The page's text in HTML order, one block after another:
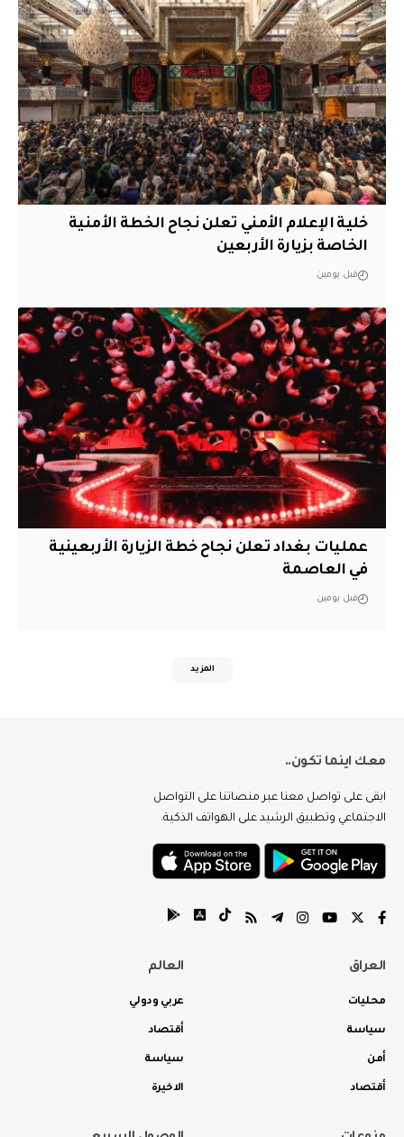
خلية الإعلام الأمني تعلن نجاح الخطة الأمنية
الخاصة بزيارة الأربعين
قبل يومين
عمليات بغداد تعلن نجاح خطة الزيارة الأربعينية
في العاصمة
قبل يومين
المزيد
معك اينما تكون..
ابقى على تواصل معنا عبر منصاتنا على التواصل
الاجتماعي وتطبيق الرشيد على الهواتف الذكية.
العراق
محليات
سياسة
أمن
أقتصاد
العالم
عربي ودولي
أقتصاد
سياسة
الاخيرة